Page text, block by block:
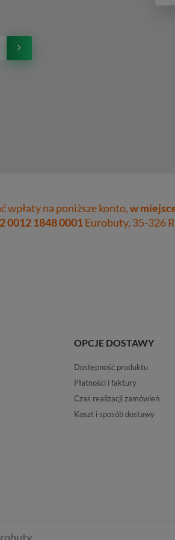
wpłaty na poniższe konto,w
0012 1848 0001Eurobuty, 35-326
OPCJE DOSTAWY
Dostępność produktu
Płatności i faktury
Czas realizacji zamówień
Koszt i sposób dostawy